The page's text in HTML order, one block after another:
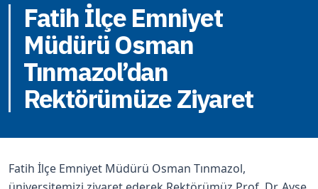
Fatih İlçe Emniyet
Müdürü Osman
Tınmazol’dan
Rektörümüze Ziyaret
Fatih İlçe Emniyet Müdürü Osman Tınmazol,